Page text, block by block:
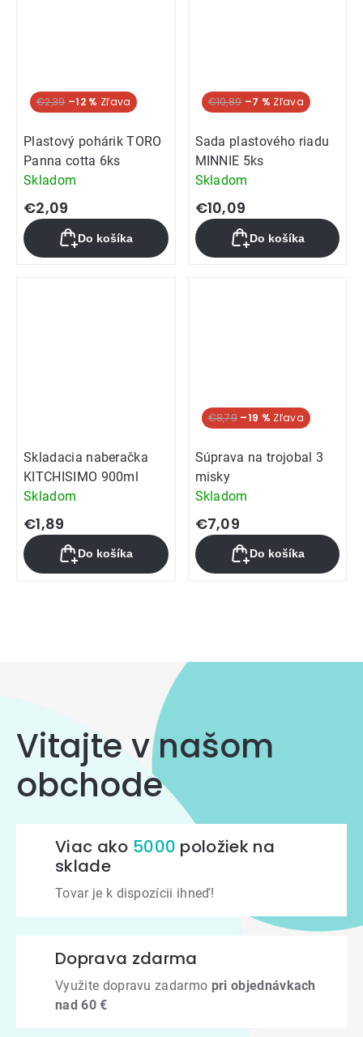
€2,39 –12 %
Plastový pohárik TORO
Panna cotta 6ks
Skladom
€2,09
Do košíka
€10,89 –7 %
Sada plastového riadu
MINNIE 5ks
Skladom
€10,09
Do košíka
Skladacia naberačka
KITCHISIMO 900ml
Skladom
€1,89
Do košíka
€8,79 –19 %
Súprava na trojobal 3
misky
Skladom
€7,09
Do košíka
prvky
výpisu
Vitajte v našom
obchode
Viac ako 5000 položiek na
sklade
Tovar je k dispozícii ihneď!
Doprava zdarma
Využite dopravu zadarmo pri objednávkach
nad 60 €